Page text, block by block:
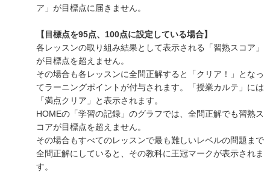
ア」が目標点に届きません。
【目標点を95点、100点に設定している場合】
各レッスンの取り組み結果として表示される「習熟スコア」
が目標点を超えません。
その場合も各レッスンに全問正解すると「クリア！」となっ
てラーニングポイントが付与されます。「授業カルテ」には
「満点クリア」と表示されます。
HOMEの「学習の記録」のグラフでは、全問正解でも習熟ス
コアが目標点を超えません。
その場合もすべてのレッスンで最も難しいレベルの問題まで
全問正解にしていると、その教科に王冠マークが表示されま
す。